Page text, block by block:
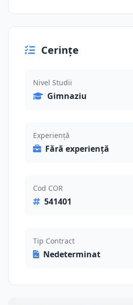
Cerințe
Nivel Studii
Gimnaziu
Experiență
Fără experiență
Cod COR
541401
Tip Contract
Nedeterminat